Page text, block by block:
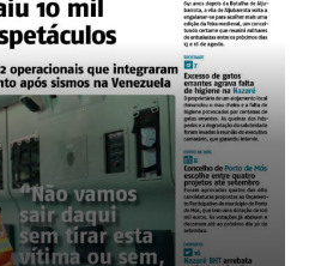
Cister e ajude-nos a manter este serviço
público!
todos os conteúdos exclusivos e versões
de assinatura desejado: